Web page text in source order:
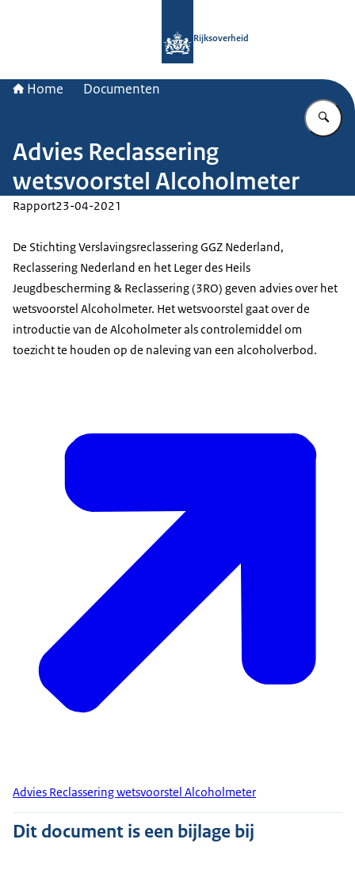
Rijksoverheid
Home Documenten
Advies Reclassering
wetsvoorstel Alcoholmeter
Rapport23-04-2021
De Stichting Verslavingsreclassering GGZ Nederland,
Reclassering Nederland en het Leger des Heils
Jeugdbescherming & Reclassering (3RO) geven advies over het
wetsvoorstel Alcoholmeter. Het wetsvoorstel gaat over de
introductie van de Alcoholmeter als controlemiddel om
toezicht te houden op de naleving van een alcoholverbod.
Advies Reclassering wetsvoorstel Alcoholmeter
Dit document is een bijlage bij